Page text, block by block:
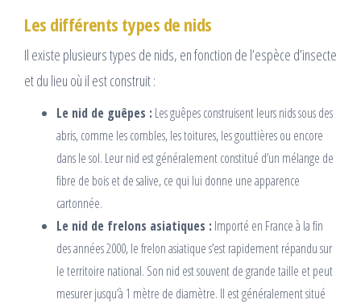
Les différents types de nids
Il existe plusieurs types de nids, en fonction de l’espèce d’insecte
et du lieu où il est construit :
Le nid de guêpes : Les guêpes construisent leurs nids sous des
abris, comme les combles, les toitures, les gouttières ou encore
dans le sol. Leur nid est généralement constitué d’un mélange de
fibre de bois et de salive, ce qui lui donne une apparence
cartonnée.
Le nid de frelons asiatiques : Importé en France à la fin
des années 2000, le frelon asiatique s’est rapidement répandu sur
le territoire national. Son nid est souvent de grande taille et peut
mesurer jusqu’à 1 mètre de diamètre. Il est généralement situé